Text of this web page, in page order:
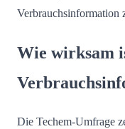
Verbrauchsinformation
Wie wirksam
Die Techem-Umfrage